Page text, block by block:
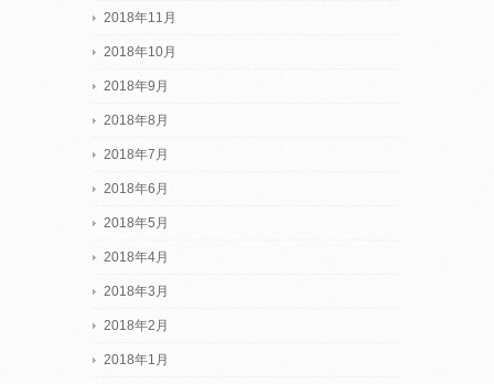
2018年11月
2018年10月
2018年9月
2018年8月
2018年7月
2018年6月
2018年5月
2018年4月
2018年3月
2018年2月
2018年1月